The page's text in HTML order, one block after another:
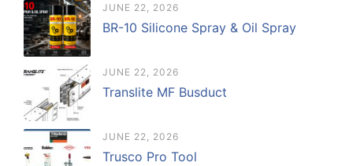
JUNE 22, 2026
BR-10 Silicone Spray & Oil Spray
JUNE 22, 2026
Translite MF Busduct
JUNE 22, 2026
Trusco Pro Tool